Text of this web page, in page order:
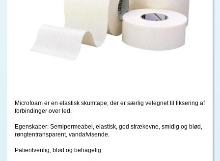
Microfoam er en elastisk skumtape, der er særlig velegnet til fiksering af
forbindinger over led.
Egenskaber: Semipermeabel, elastisk, god strækevne, smidig og blød,
røngtentransparent, vandafvisende.
Patientvenlig, blød og behagelig.